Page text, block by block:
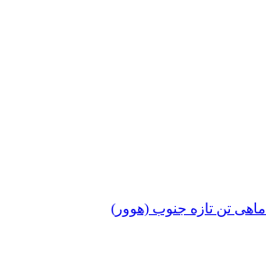
ماهی تن تازه جنوب (هوور)